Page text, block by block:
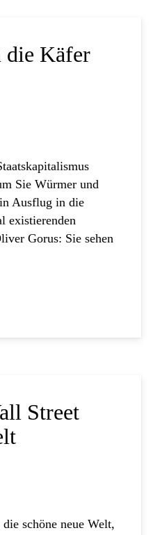
die Käfer
Sie Würmer und
Ausflug in die
existierenden
Gorus: Sie sehen
Street
schöne neue Welt,